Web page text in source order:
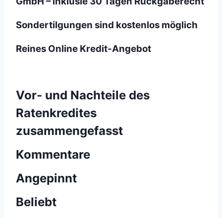
Sondertilgungen sind kostenlos möglich
Reines Online Kredit-Angebot
Vor- und Nachteile des
Ratenkredites
zusammengefasst
Kommentare
Angepinnt
Beliebt